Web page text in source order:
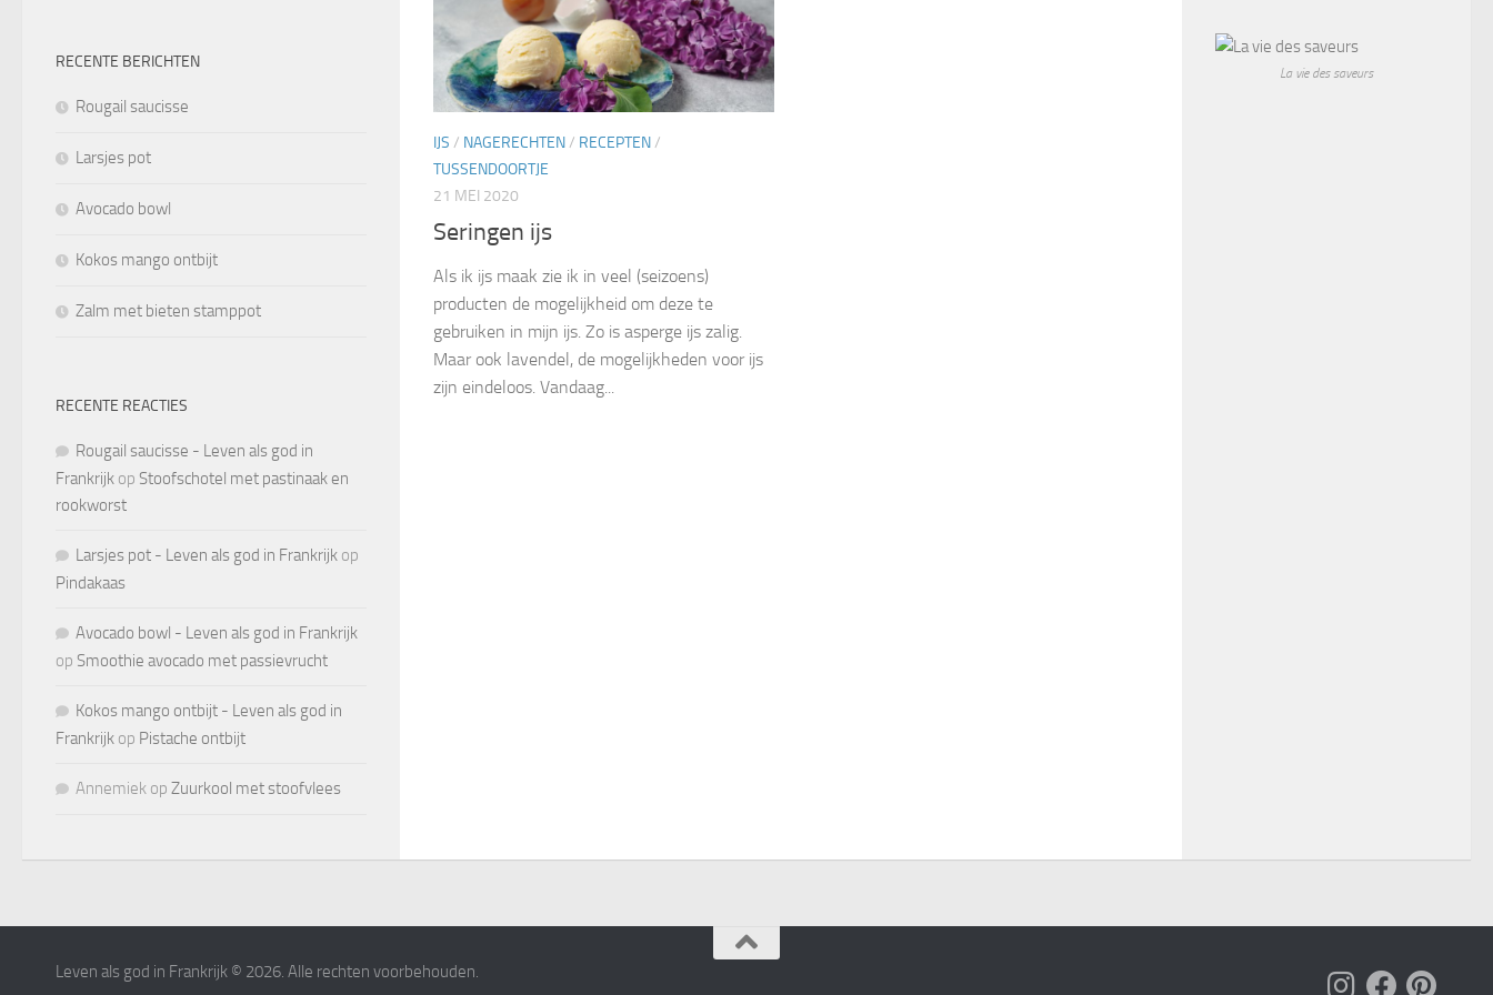
IJS / NAGERECHTEN/ RECEPTEN/
TUSSENDOORTJE
21 MEI 2020
Seringen ijs
Als ik ijs maak zie ik in veel (seizoens)
producten de mogelijkheid om deze te
gebruiken in mijn ijs. Zo is asperge ijs zalig.
Maar ook lavendel, de mogelijkheden voor ijs
zijn eindeloos. Vandaag...
RECENTE BERICHTEN
Rougail saucisse
Larsjes pot
Avocado bowl
Kokos mango ontbijt
Zalm met bieten stamppot
RECENTE REACTIES
Rougail saucisse - Leven als god in
Frankrijk op Stoofschotel met pastinaak en
rookworst
Larsjes pot - Leven als god in Frankrijk op
Pindakaas
Avocado bowl - Leven als god in Frankrijk
op Smoothie avocado met passievrucht
Kokos mango ontbijt - Leven als god in
Frankrijk op Pistache ontbijt
Annemiek op Zuurkool met stoofvlees
La vie des saveurs
Leven als god in Frankrijk © 2026. Alle rechten voorbehouden.